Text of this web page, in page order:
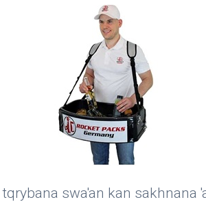
swa'an kan sakhnana